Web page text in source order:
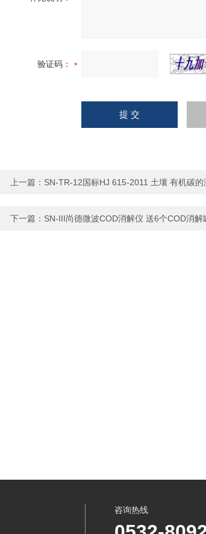
验证码：
上一篇： SN-TR-12国标HJ 615-2011 土壤 有机碳的
下一篇： SN-III尚德微波COD消解仪 送6个COD消解
咨询热线